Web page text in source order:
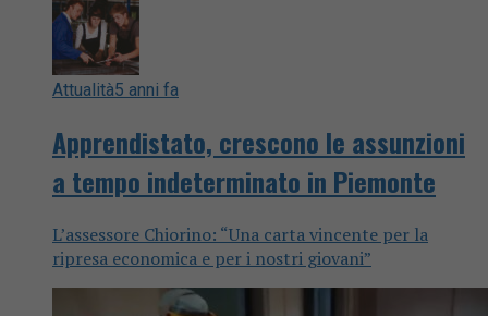
Attualità5 anni fa
Apprendistato, crescono le assunzioni
a tempo indeterminato in Piemonte
L’assessore Chiorino: “Una carta vincente per la
ripresa economica e per i nostri giovani”